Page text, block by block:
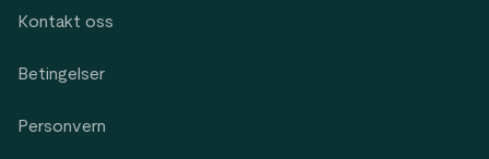
Kontakt oss
Betingelser
Personvern